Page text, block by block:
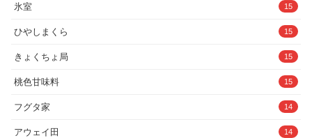
氷室 15
ひやしまくら 15
きょくちょ局 15
桃色甘味料 15
フグタ家 14
アウェイ田 14